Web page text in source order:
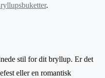
.
stil for dit bryllup. Er det
eller en romantisk